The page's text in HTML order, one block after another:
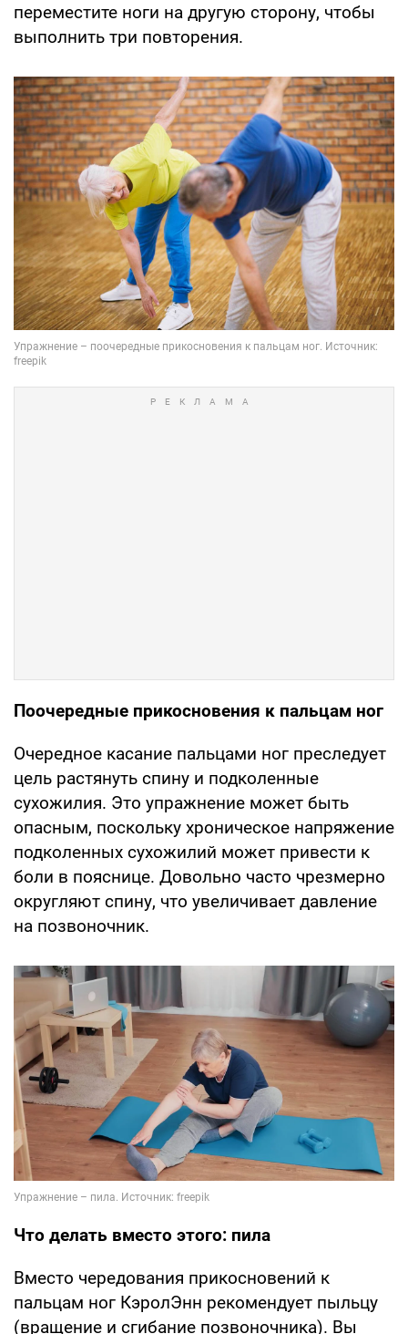
переместите ноги на другую сторону, чтобы
выполнить три повторения.
Поочередные прикосновения к пальцам ног
Очередное касание пальцами ног преследует
цель растянуть спину и подколенные
сухожилия. Это упражнение может быть
опасным, поскольку хроническое напряжение
подколенных сухожилий может привести к
боли в пояснице. Довольно часто чрезмерно
округляют спину, что увеличивает давление
на позвоночник.
Что делать вместо этого: пила
Вместо чередования прикосновений к
пальцам ног КэролЭнн рекомендует пыльцу
(вращение и сгибание позвоночника). Вы